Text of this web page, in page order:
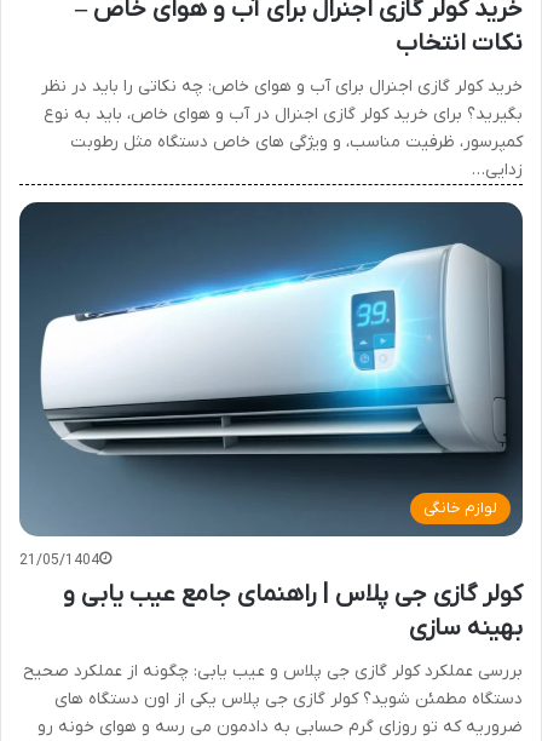
خرید کولر گازی اجنرال برای آب و هوای خاص –
نکات انتخاب
خرید کولر گازی اجنرال برای آب و هوای خاص: چه نکاتی را باید در نظر
بگیرید؟ برای خرید کولر گازی اجنرال در آب و هوای خاص، باید به نوع
کمپرسور، ظرفیت مناسب، و ویژگی های خاص دستگاه مثل رطوبت
زدایی…
لوازم خانگی
21/05/1404
کولر گازی جی پلاس | راهنمای جامع عیب یابی و
بهینه سازی
بررسی عملکرد کولر گازی جی پلاس و عیب یابی: چگونه از عملکرد صحیح
دستگاه مطمئن شوید؟ کولر گازی جی پلاس یکی از اون دستگاه های
ضروریه که تو روزای گرم حسابی به دادمون می رسه و هوای خونه رو